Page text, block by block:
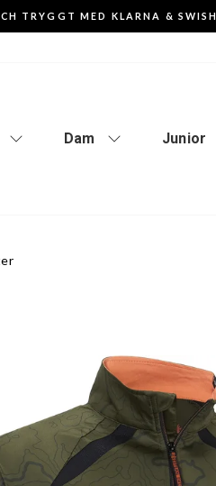
TRYGGT MED KLARNA & SWISH
Dam Junior